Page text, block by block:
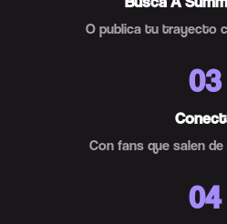
O publica tu trayecto
03
Con fans que salen
04